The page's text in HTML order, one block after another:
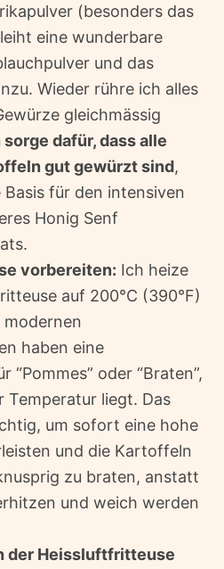
(besonders das
eine wunderbare
und das
Wieder rühre ich alles
gleichmässig
sorge dafür, dass alle
gut gewürzt sind,
für den intensiven
Honig Senf
vorbereiten: Ich heize
auf 200°C (390°F)
modernen
haben eine
“Pommes” oder “Braten”,
Temperatur liegt. Das
um sofort eine hohe
und die Kartoffeln
zu braten, anstatt
und weich werden
der Heissluftfritteuse